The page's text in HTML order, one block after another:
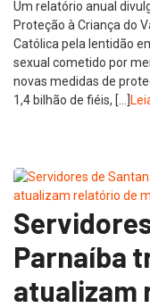
Um relatório anual
Proteção à Criança do
Católica pela lentidão
sexual cometido por
novas medidas de
1,4 bilhão de fiéis, […]
Parnaíba
atualizam